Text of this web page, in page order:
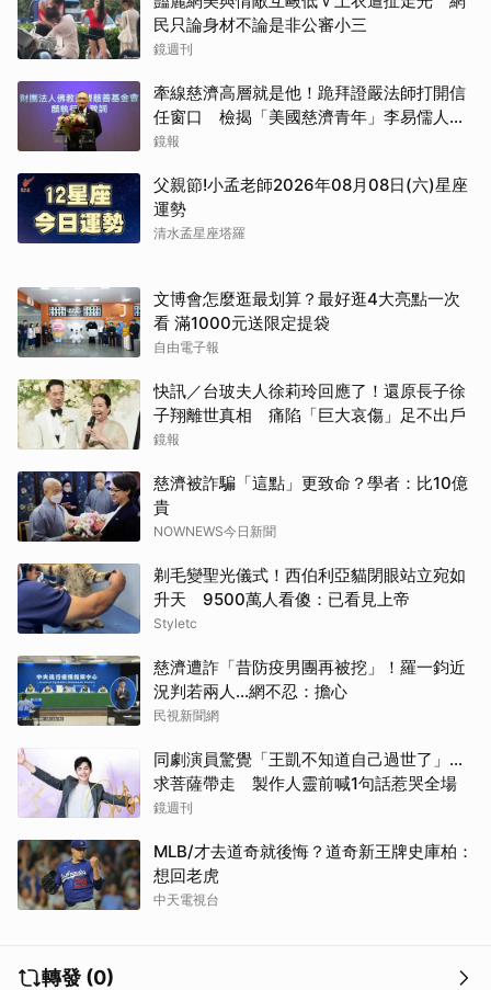
民只論身材不論是非公審小三
鏡週刊
牽線慈濟高層就是他！跪拜證嚴法師打開信
任窗口 檢揭「美國慈濟青年」李易儒人脈
網絡
鏡報
父親節!小孟老師2026年08月08日(六)星座
運勢
清水孟星座塔羅
文博會怎麼逛最划算？最好逛4大亮點一次
看 滿1000元送限定提袋
自由電子報
快訊／台玻夫人徐莉玲回應了！還原長子徐
子翔離世真相 痛陷「巨大哀傷」足不出戶
鏡報
慈濟被詐騙「這點」更致命？學者：比10億
貴
NOWNEWS今日新聞
剃毛變聖光儀式！西伯利亞貓閉眼站立宛如
升天 9500萬人看傻：已看見上帝
Styletc
慈濟遭詐「昔防疫男團再被挖」！羅一鈞近
況判若兩人…網不忍：擔心
民視新聞網
同劇演員驚覺「王凱不知道自己過世了」...
求菩薩帶走 製作人靈前喊1句話惹哭全場
鏡週刊
MLB/才去道奇就後悔？道奇新王牌史庫柏：
想回老虎
中天電視台
轉發 (0)